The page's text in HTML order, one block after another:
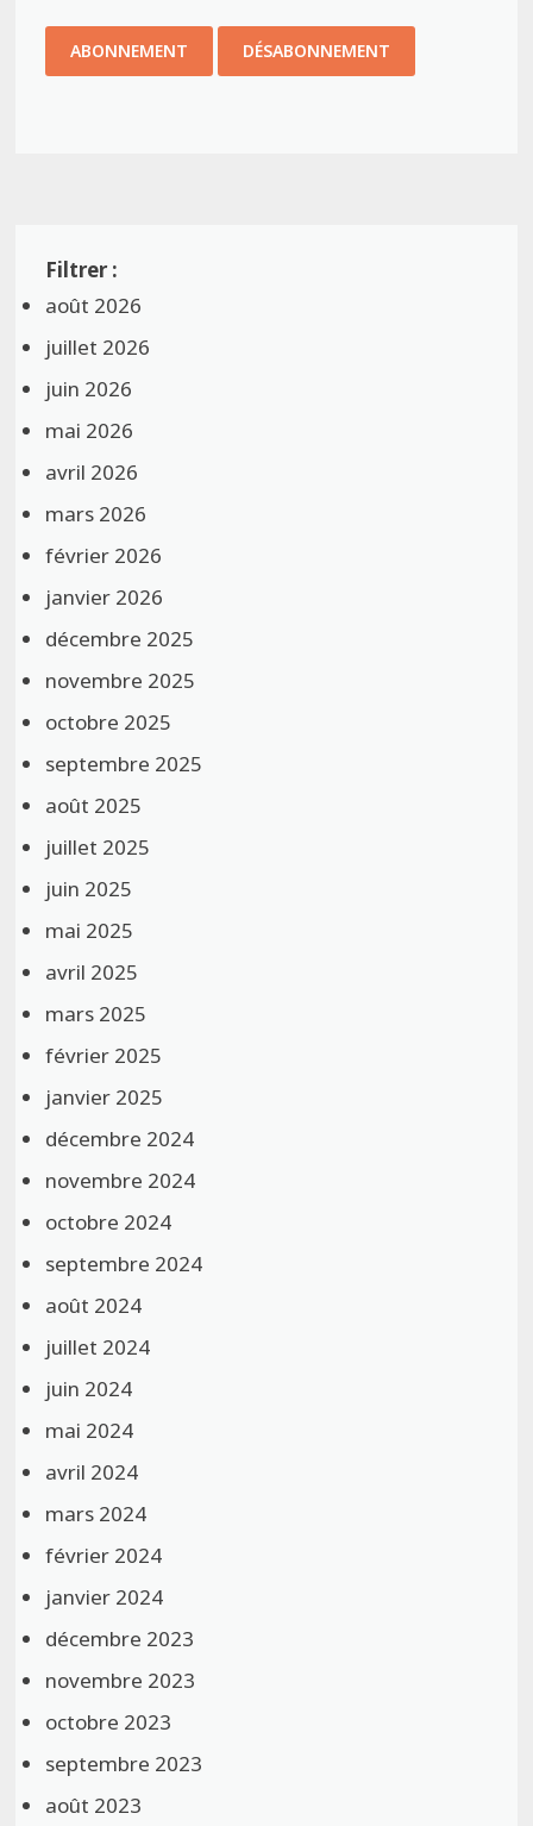
août 2026
juillet 2026
juin 2026
mai 2026
avril 2026
mars 2026
février 2026
janvier 2026
décembre 2025
novembre 2025
octobre 2025
septembre 2025
août 2025
juillet 2025
juin 2025
mai 2025
avril 2025
mars 2025
février 2025
janvier 2025
décembre 2024
novembre 2024
octobre 2024
septembre 2024
août 2024
juillet 2024
juin 2024
mai 2024
avril 2024
mars 2024
février 2024
janvier 2024
décembre 2023
novembre 2023
octobre 2023
septembre 2023
août 2023